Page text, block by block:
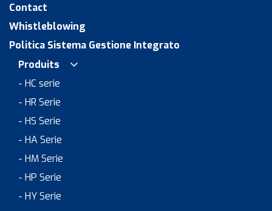
Contact
Whistleblowing
Politica Sistema Gestione Integrato
Produits
- HC serie
- HR Serie
- HS Serie
- HA Serie
- HM Serie
- HP Serie
- HY Serie